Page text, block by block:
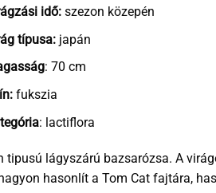
idő:szezon közepén
típusa:japán
: 70 cm
fukszia
: lactiflora
tipusú lágyszárú bazsarózsa. A
hasonlít a Tom Cat fajtára,